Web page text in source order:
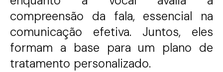
compreensão da fala, essencial na
comunicação efetiva. Juntos, eles
formam a base para um plano de
tratamento personalizado.